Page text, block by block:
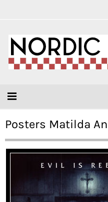
Posters Matilda